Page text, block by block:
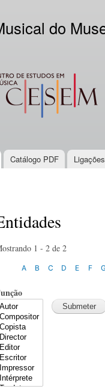
do
Catálogo PDF
1 - 2 de 2
A B C D E F